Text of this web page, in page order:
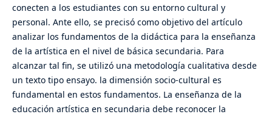
conecten a los estudiantes con su entorno cultural y
personal. Ante ello, se precisó como objetivo del artículo
analizar los fundamentos de la didáctica para la enseñanza
de la artística en el nivel de básica secundaria. Para
alcanzar tal fin, se utilizó una metodología cualitativa desde
un texto tipo ensayo. la dimensión socio-cultural es
fundamental en estos fundamentos. La enseñanza de la
educación artística en secundaria debe reconocer la